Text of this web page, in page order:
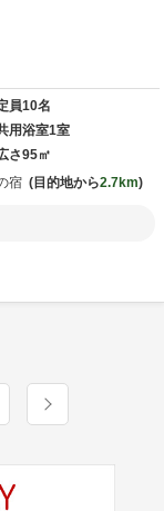
員10名
用浴室1室
さ95㎡
宿 目的地から2.7km